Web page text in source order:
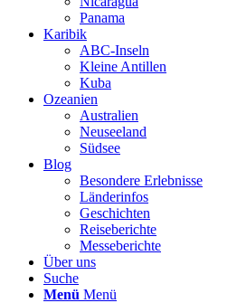
Panama
Karibik
ABC-Inseln
Kleine Antillen
Kuba
Ozeanien
Australien
Neuseeland
Südsee
Blog
Besondere Erlebnisse
Länderinfos
Geschichten
Reiseberichte
Messeberichte
Über uns
Suche
Menü Menü